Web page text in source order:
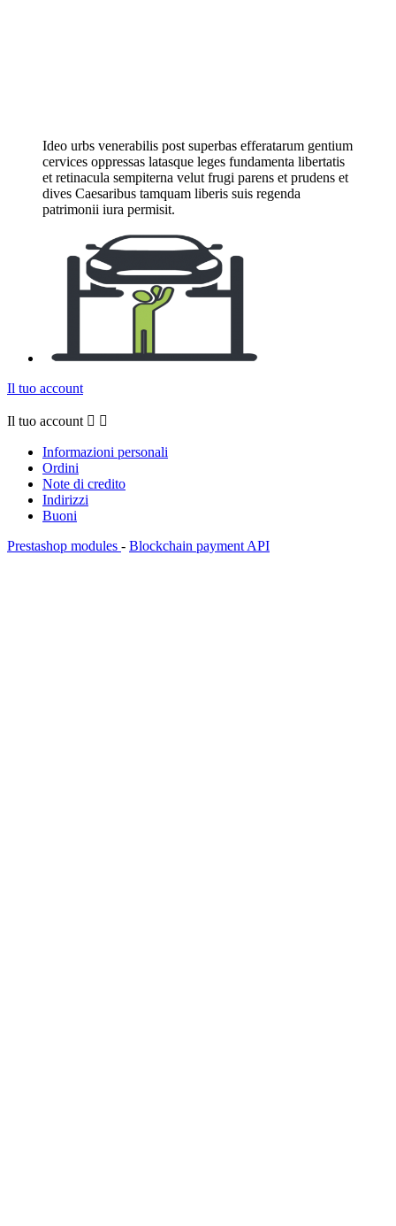
Ideo urbs venerabilis post superbas efferatarum gentium
cervices oppressas latasque leges fundamenta libertatis
et retinacula sempiterna velut frugi parens et prudens et
dives Caesaribus tamquam liberis suis regenda
patrimonii iura permisit.
Il tuo account
Il tuo account  
Informazioni personali
Ordini
Note di credito
Indirizzi
Buoni
Prestashop modules - Blockchain payment API